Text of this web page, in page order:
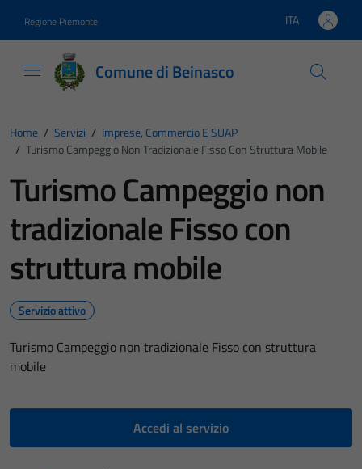
Regione Piemonte Lingua attiva:
ITA
Comune di Beinasco
Home / Servizi / Imprese, Commercio E SUAP
/ Turismo Campeggio Non Tradizionale Fisso Con Struttura Mobile
Turismo Campeggio non
tradizionale Fisso con
struttura mobile
Servizio attivo
Turismo Campeggio non tradizionale Fisso con struttura
mobile
Accedi al servizio